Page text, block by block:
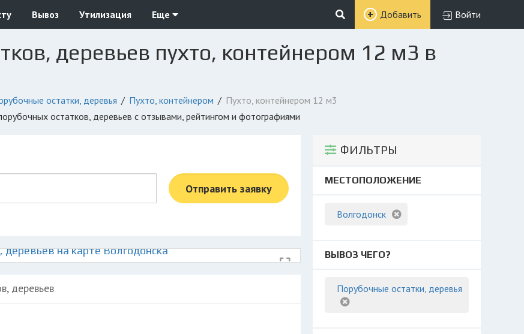
Вывоз Утилизация Еще Добавить Войти
деревьев пухто, контейнером 12 м3 в
остатки, деревья Пухто, контейнером
Пухто, контейнером 12 м3
остатков, деревьев с отзывами, рейтингом и фотографиями
ФИЛЬТРЫ
МЕСТОПОЛОЖЕНИЕ
Волгодонск
ВЫВОЗ ЧЕГО?
Порубочные остатки, деревья
Отправить заявку
на карте Волгодонска
деревьев